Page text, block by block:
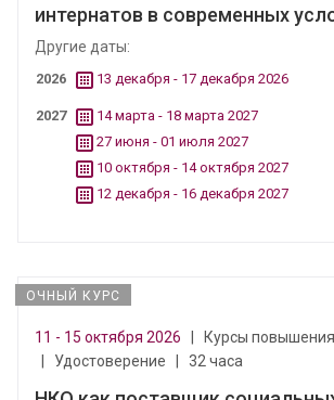
интернатов в современных
Другие даты:
2026 13 декабря - 17 декабря 2026
2027
14 марта - 18 марта 2027
27 июня - 01 июля 2027
10 октября - 14 октября 2027
12 декабря - 16 декабря 2027
ОЧНЫЙ КУРС
11 - 15 октября 2026
Курсы
Удостоверение 32 часа